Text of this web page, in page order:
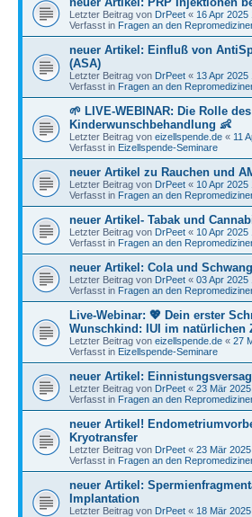
Letzter Beitrag von DrPeet « 16 Apr 2025
Verfasst in Fragen an den
neuer Artikel: Einfluß von
(ASA)
Letzter Beitrag von DrPeet « 13 Apr 2025
Verfasst in Fragen an den
🌱 LIVE-WEBINAR: Die Rolle
Kinderwunschbehandlung 👶
Letzter Beitrag von eizellspende.de « 11
Verfasst in Eizellspende-Seminare
neuer Artikel zu Rauchen und
Letzter Beitrag von DrPeet « 10 Apr 2025
Verfasst in Fragen an den
neuer Artikel- Tabak und
Letzter Beitrag von DrPeet « 10 Apr 2025
Verfasst in Fragen an den
neuer Artikel: Cola und
Letzter Beitrag von DrPeet « 03 Apr 2025
Verfasst in Fragen an den
Live-Webinar: 💖 Dein erster
Wunschkind: IUI im natürlichen
Letzter Beitrag von eizellspende.de « 27
Verfasst in Eizellspende-Seminare
neuer Artikel:
Letzter Beitrag von DrPeet « 23 Mär
Verfasst in Fragen an den
neuer Artikel!
Kryotransfer
Letzter Beitrag von DrPeet « 23 Mär 2025
Verfasst in Fragen an den
neuer Artikel:
Implantation
Letzter Beitrag von DrPeet « 18 Mär